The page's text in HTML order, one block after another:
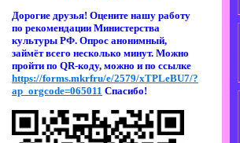
Дорогие друзья! Оцените нашу работу
по рекомендации Министерства
культуры РФ. Опрос анонимный,
займёт всего несколько минут. Можно
пройти по QR-коду, можно и по ссылке
https://forms.mkrfru/e/2579/xTPLeBU7/?
ap_orgcode=065011 Спасибо!